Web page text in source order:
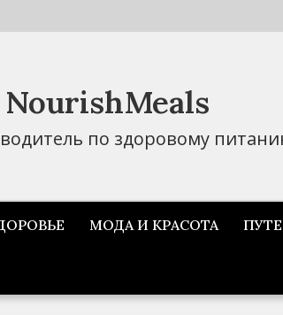
NourishMeals
по здоровому
МОДА И КРАСОТА